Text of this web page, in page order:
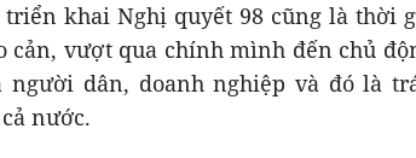
khai Nghị quyết 98 cũng là thời
cản, vượt qua chính mình đến chủ
người dân, doanh nghiệp và đó là
nước.